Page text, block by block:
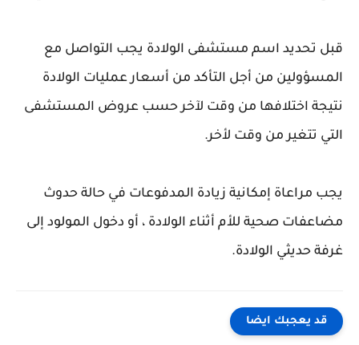
قبل تحديد اسم مستشفى الولادة يجب التواصل مع
المسؤولين من أجل التأكد من أسعار عمليات الولادة
نتيجة اختلافها من وقت لآخر حسب عروض المستشفى
التي تتغير من وقت لأخر.
يجب مراعاة إمكانية زيادة المدفوعات في حالة حدوث
مضاعفات صحية للأم أثناء الولادة ، أو دخول المولود إلى
غرفة حديثي الولادة.
قد يعجبك ايضا